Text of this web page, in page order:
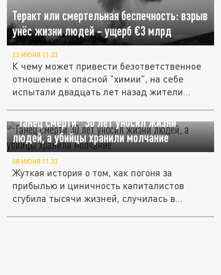
Теракт или смертельная беспечность: взрыв
унёс жизни людей – ущерб €3 млрд
23 ИЮНЯ 11:33
К чему может привести безответственное
отношение к опасной "химии", на себе
испытали двадцать лет назад жители...
"Танец смерти" 30 лет уносил жизни
людей, а убийцы хранили молчание
08 ИЮНЯ 11:33
Жуткая история о том, как погоня за
прибылью и циничность капиталистов
сгубила тысячи жизней, случилась в...